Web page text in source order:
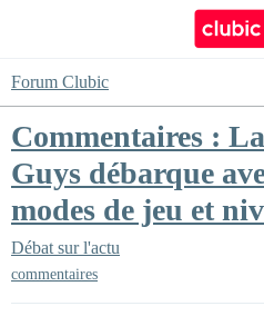
Forum Clubic
Commentaires :
Guys débarque
modes de jeu et
Débat sur l'actu
commentaires